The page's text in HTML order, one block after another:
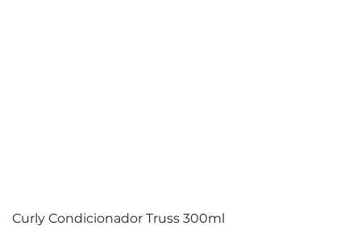
Curly Condicionador Truss 300ml